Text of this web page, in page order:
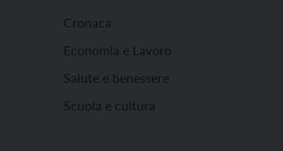
Cronaca
Economia e Lavoro
Salute e benessere
Scuola e cultura